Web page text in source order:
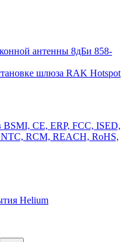
антенны 8дБи 858-
шлюза RAK Hotspot
BSMI, CE, ERP, FCC, ISED,
RCM, REACH, RoHS,
Helium